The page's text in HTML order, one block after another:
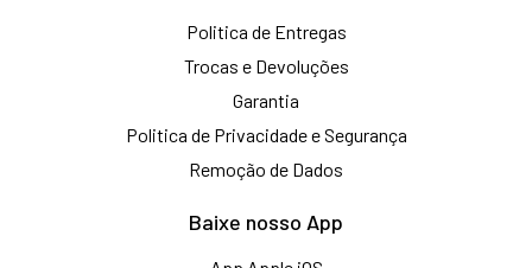
Politica de Entregas
Trocas e Devoluções
Garantia
Politica de Privacidade e Segurança
Remoção de Dados
Baixe nosso App